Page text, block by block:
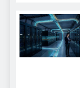
Биография
жизни и
до